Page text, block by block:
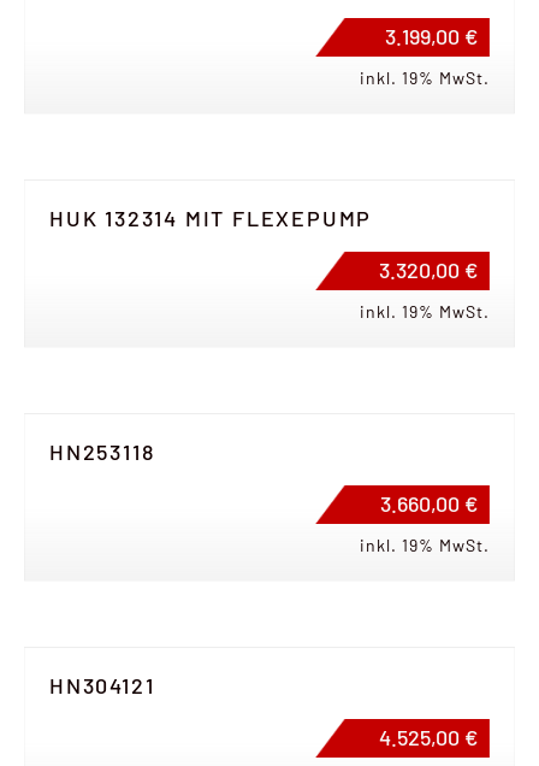
3.199,00 €
inkl. 19% MwSt.
HUK 132314 MIT FLEXEPUMP
3.320,00 €
inkl. 19% MwSt.
HN253118
3.660,00 €
inkl. 19% MwSt.
HN304121
4.525,00 €